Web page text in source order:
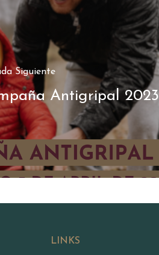
Siguiente
Antigripal 2023
LINKS